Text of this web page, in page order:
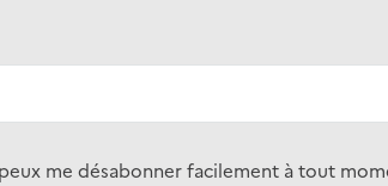
me désabonner facilement à tout